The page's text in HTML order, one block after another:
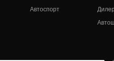
Автоспорт